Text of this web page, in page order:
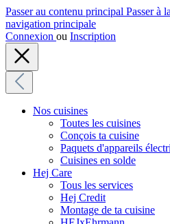
Passer au contenu principal Passer à
navigation principale
Connexion ou Inscription
Nos cuisines
Toutes les cuisines
Conçois ta cuisine
Paquets d'appareils
Cuisines en solde
Hej Care
Tous les services
Hej Credit
Montage de ta cuisine